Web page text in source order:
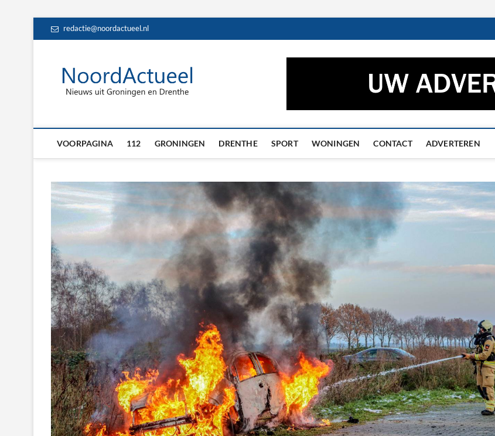
redactie@noordactueel.nl
NoordActueel – Het laatste
VOORPAGINA 112 GRONINGEN DRENTHE SPORT WONINGEN CONTACT ADVERTEREN